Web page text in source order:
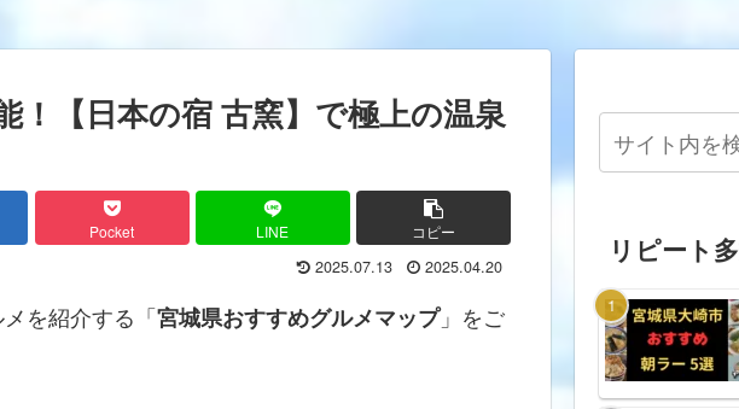
！【日本の宿 古窯】で極上の温泉
Pocket LINE コピー
2025.07.13 2025.04.20
を紹介する「宮城県おすすめグルメマップ」をご
リピート